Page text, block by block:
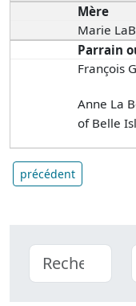
Mère
Marie
Parrain
François
Anne La
of Belle
précédent